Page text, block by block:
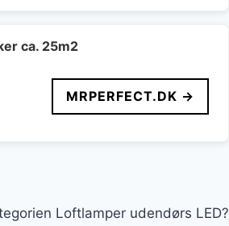
ca. 25m2
MRPERFECT.DK →
Loftlamper udendørs LED?